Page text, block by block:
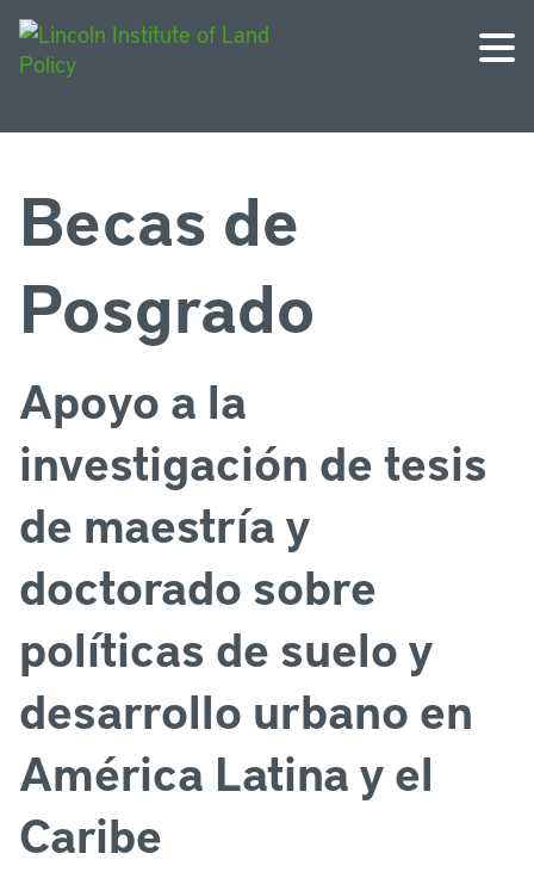
Becas de
Posgrado
Apoyo a la
investigación de tesis
de maestría y
doctorado sobre
políticas de suelo y
desarrollo urbano en
América Latina y el
Caribe